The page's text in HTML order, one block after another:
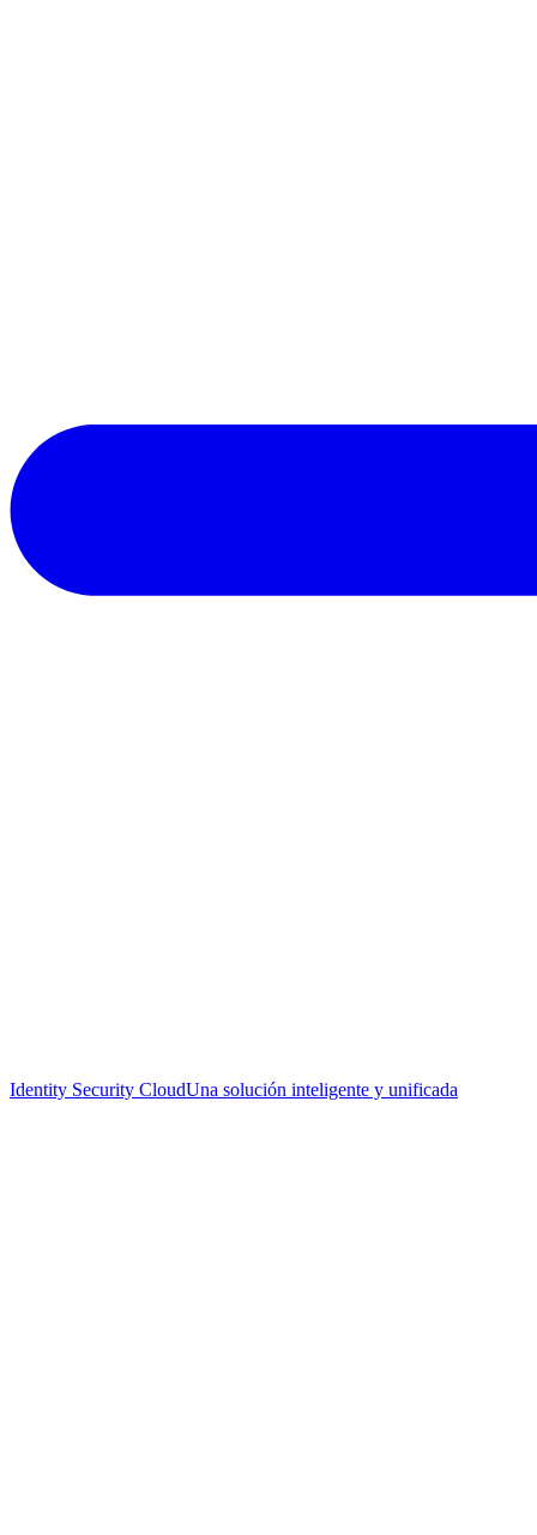
Identity Security CloudUna solución inteligente y unificada